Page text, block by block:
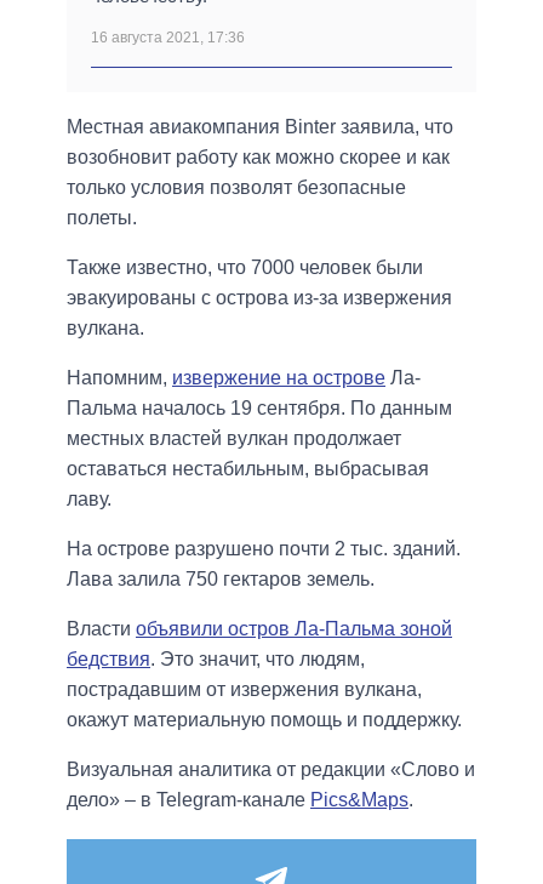
16 августа 2021, 17:36
Местная авиакомпания Binter заявила, что
возобновит работу как можно скорее и как
только условия позволят безопасные
полеты.
Также известно, что 7000 человек были
эвакуированы с острова из-за извержения
вулкана.
Напомним, извержение на острове Ла-
Пальма началось 19 сентября. По данным
местных властей вулкан продолжает
оставаться нестабильным, выбрасывая
лаву.
На острове разрушено почти 2 тыс. зданий.
Лава залила 750 гектаров земель.
Власти объявили остров Ла-Пальма зоной
бедствия. Это значит, что людям,
пострадавшим от извержения вулкана,
окажут материальную помощь и поддержку.
Визуальная аналитика от редакции «Слово и
дело» – в Telegram-канале Pics&Maps.